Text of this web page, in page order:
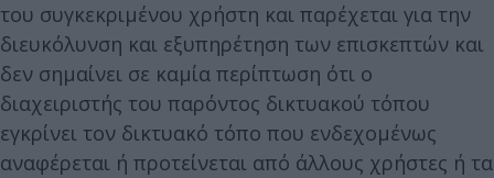
του συγκεκριμένου χρήστη και παρέχεται για την
διευκόλυνση και εξυπηρέτηση των επισκεπτών και
δεν σημαίνει σε καμία περίπτωση ότι ο
διαχειριστής του παρόντος δικτυακού τόπου
εγκρίνει τον δικτυακό τόπο που ενδεχομένως
αναφέρεται ή προτείνεται από άλλους χρήστες ή τα